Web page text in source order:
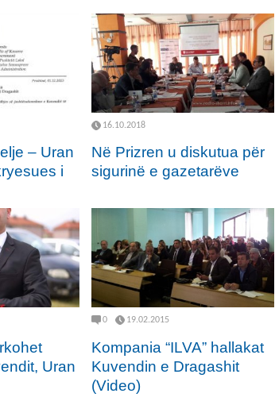
– Uran
i
16.10.2018
Në Prizren u diskutua për
sigurinë e gazetarëve
Uran
0 19.02.2015
Kompania “ILVA” hallakat
Kuvendin e Dragashit
(Video)